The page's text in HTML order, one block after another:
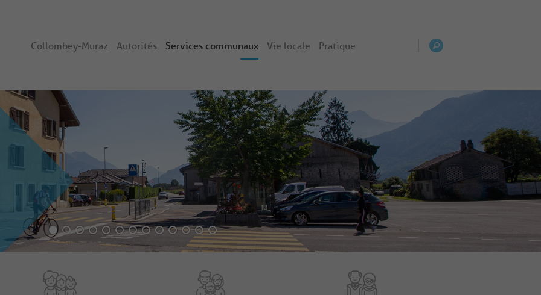
Collombey-Muraz Autorités Services communaux Vie locale Pratique